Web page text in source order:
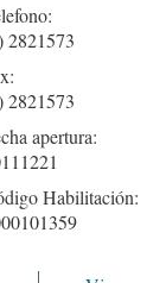
2821573
2821573
apertura:
Habilitación: